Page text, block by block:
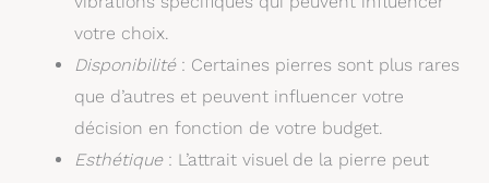
votre choix.
Disponibilité: Certaines pierres sont plus rares
que d’autres et peuvent influencer votre
décision en fonction de votre budget.
Esthétique: L’attrait visuel de la pierre peut